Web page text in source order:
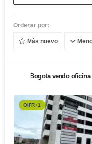
Ordenar por:
Más nuevo
Bogota vendo
OIFR+1